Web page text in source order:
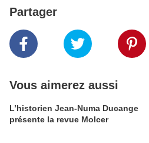
Partager
Vous aimerez aussi
L’historien Jean-Numa Ducange
présente la revue Molcer